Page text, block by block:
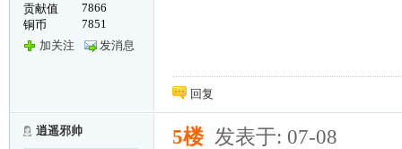
贡献值
7866
铜币
7851
加关注
发消息
回复
逍遥邪帅 5楼 发表于: 07-08